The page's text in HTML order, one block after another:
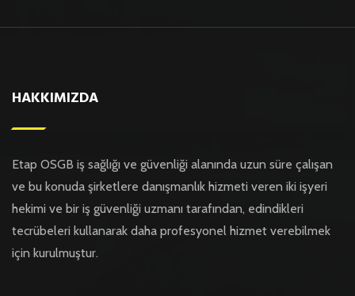
HAKKIMIZDA
Etap OSGB iş sağlığı ve güvenliği alanında uzun süre çalışan
ve bu konuda şirketlere danışmanlık hizmeti veren iki işyeri
hekimi ve bir iş güvenliği uzmanı tarafından, edindikleri
tecrübeleri kullanarak daha profesyonel hizmet verebilmek
için kurulmuştur.